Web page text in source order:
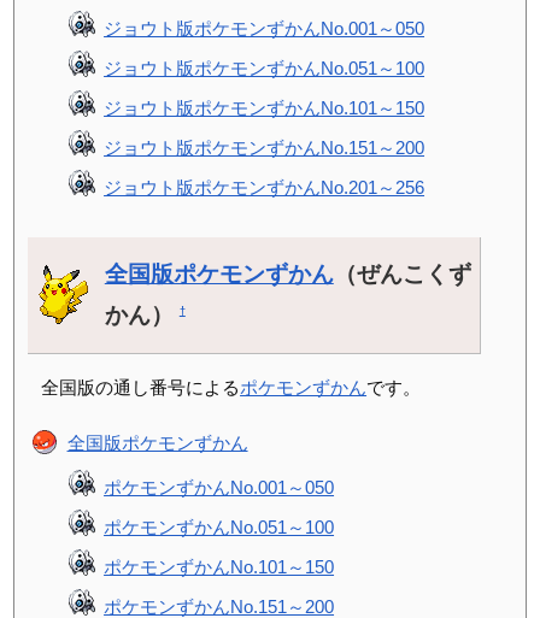
ジョウト版ポケモンずかんNo.001～050
ジョウト版ポケモンずかんNo.051～100
ジョウト版ポケモンずかんNo.101～150
ジョウト版ポケモンずかんNo.151～200
ジョウト版ポケモンずかんNo.201～256
全国版ポケモンずかん（ぜんこくず
かん）†
全国版の通し番号によるポケモンずかんです。
全国版ポケモンずかん
ポケモンずかんNo.001～050
ポケモンずかんNo.051～100
ポケモンずかんNo.101～150
ポケモンずかんNo.151～200